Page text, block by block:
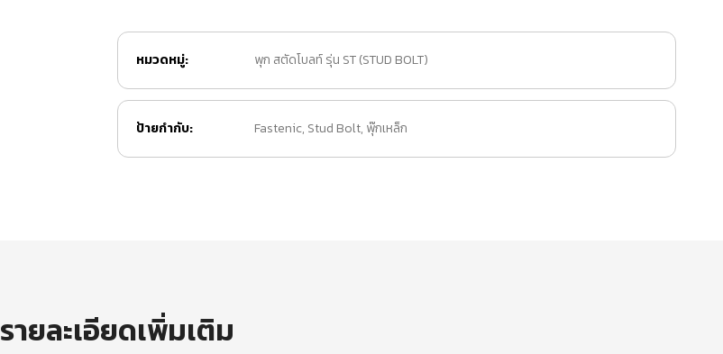
หมวดหมู่: พุก สตัดโบลท์ รุ่น ST (STUD BOLT)
ป้ายกำกับ: Fastenic, Stud Bolt, พุ๊กเหล็ก
รายละเอียดเพิ่มเติม